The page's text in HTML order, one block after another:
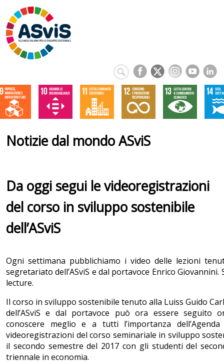
Notizie dal mondo ASviS
Da oggi segui le videoregistrazioni
del corso in sviluppo sostenibile
dell’ASviS
Ogni settimana pubblichiamo i video delle lezioni
segretariato dell’ASviS e dal portavoce Enrico
lecture.
Il corso in sviluppo sostenibile tenuto alla Luiss Guido
dell’ASviS e dal portavoce può ora essere seguito
conoscere meglio e a tutti l’importanza
videoregistrazioni del corso seminariale in sviluppo
il secondo semestre del 2017 con gli studenti del
triennale in economia.